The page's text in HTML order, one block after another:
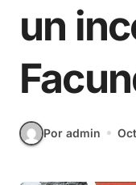
un
Por admin